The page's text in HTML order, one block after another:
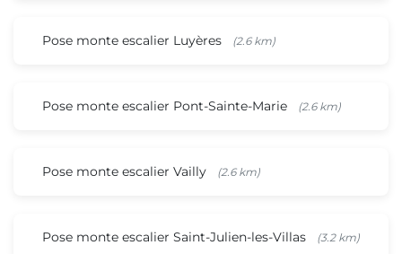
Pose monte escalier Luyères (2.6 km)
Pose monte escalier Pont-Sainte-Marie (2.6 km)
Pose monte escalier Vailly (2.6 km)
Pose monte escalier Saint-Julien-les-Villas (3.2 km)